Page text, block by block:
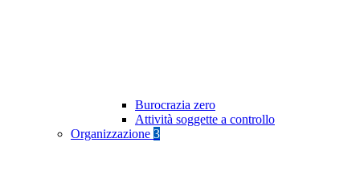
Burocrazia zero
Attività soggette a controllo
Organizzazione 3